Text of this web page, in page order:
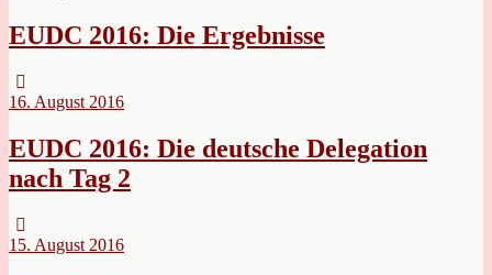
EUDC 2016: Die Ergebnisse
16. August 2016
EUDC 2016: Die deutsche Delegation
nach Tag 2
15. August 2016